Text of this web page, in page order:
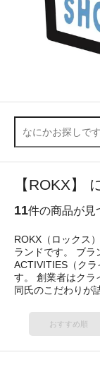
【ROKX】
11件の商品が見
ROKX（ロックス
ランドです。 ブラ
ACTIVITIES（ク
す。 創業者はクラ
同氏のこだわりが
おすすめ順